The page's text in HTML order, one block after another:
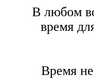
В любом
время
Время